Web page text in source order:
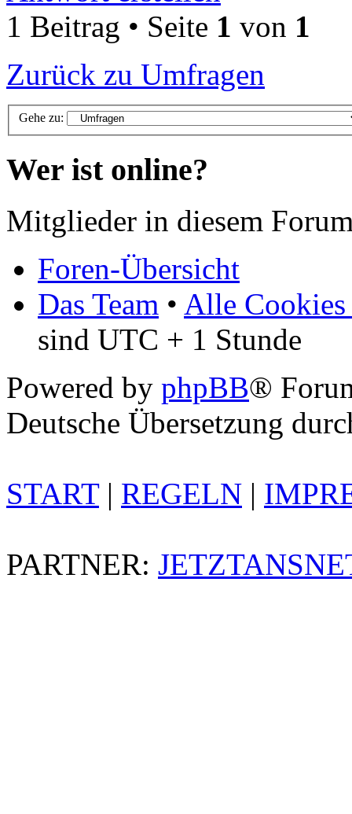
1 Beitrag • Seite 1 von 1
Zurück zu Umfragen
Gehe zu:
Wer ist online?
Mitglieder in diesem
Foren-Übersicht
Das Team • Alle Cookies
sind UTC + 1 Stunde
Powered by phpBB®
Deutsche Übersetzung
START| REGELN |
PARTNER: